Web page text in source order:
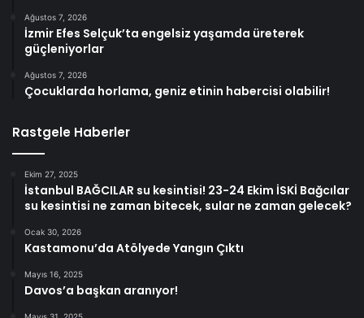
Ağustos 7, 2026
İzmir Efes Selçuk’ta engelsiz yaşamda üreterek
güçleniyorlar
Ağustos 7, 2026
Çocuklarda horlama, geniz etinin habercisi olabilir!
Rastgele Haberler
Ekim 27, 2025
İstanbul BAĞCILAR su kesintisi! 23-24 Ekim İSKİ Bağcılar
su kesintisi ne zaman bitecek, sular ne zaman gelecek?
Ocak 30, 2026
Kastamonu’da Atölyede Yangın Çıktı
Mayıs 16, 2025
Davos’a başkan aranıyor!